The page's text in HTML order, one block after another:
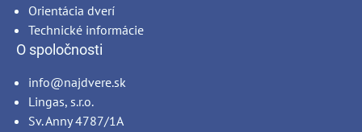
Orientácia dverí
Technické informácie
O spoločnosti
info@najdvere.sk
Lingas, s.r.o.
Sv. Anny 4787/1A